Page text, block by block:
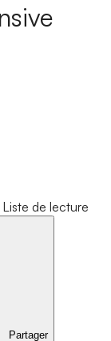
Liste de lecture
Partager